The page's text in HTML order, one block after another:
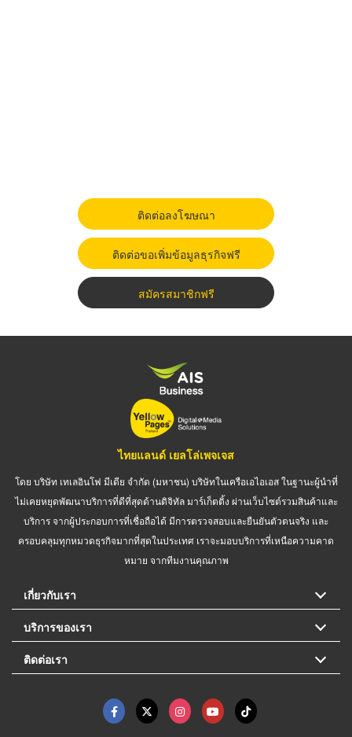
ติดต่อลงโฆษณา
ติดต่อขอเพิ่มข้อมูลธุรกิจฟรี
สมัครสมาชิกฟรี
ไทยแลนด์ เยลโล่เพจเจส
โดย บริษัท เทเลอินโฟ มีเดีย จำกัด (มหาชน) บริษัทในเครือเอไอเอส ในฐานะผู้นำที่
ไม่เคยหยุดพัฒนาบริการที่ดีที่สุดด้านดิจิทัล มาร์เก็ตติ้ง ผ่านเว็บไซต์รวมสินค้าและ
บริการ จากผู้ประกอบการที่เชื่อถือได้ มีการตรวจสอบและยืนยันตัวตนจริง และ
ครอบคลุมทุกหมวดธุรกิจมากที่สุดในประเทศ เราจะมอบบริการที่เหนือความคาด
หมาย จากทีมงานคุณภาพ
เกี่ยวกับเรา
บริการของเรา
ติดต่อเรา